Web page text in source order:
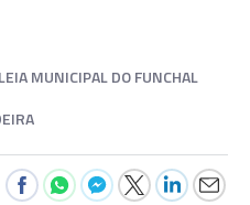
MUNICIPAL DO FUNCHAL